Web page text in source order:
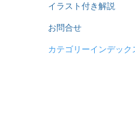
イラスト付き解説
お問合せ
カテゴリーインデック